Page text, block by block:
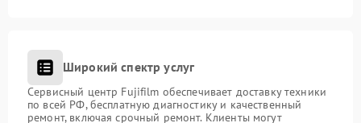
Широкий спектр услуг
Сервисный центр Fujifilm обеспечивает доставку техники
по всей РФ, бесплатную диагностику и качественный
ремонт, включая срочный ремонт. Клиенты могут